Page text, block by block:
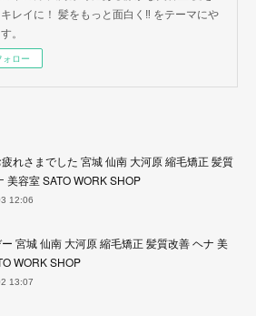
レイに！ 髪をもっと面白く‼︎ をテーマにや
。
ォロー
れさまでした 宮城 仙南 大河原 縮毛矯正 髪質
美容室 SATO WORK SHOP
12:06
ー 宮城 仙南 大河原 縮毛矯正 髪質改善 ヘナ 美
WORK SHOP
13:07